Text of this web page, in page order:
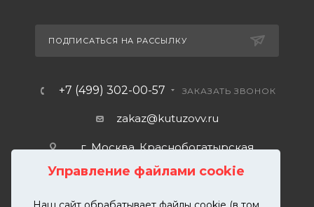
Управление файлами cookie
ПОДПИСАТЬСЯ НА РАССЫЛКУ
+7 (499) 302-00-57 ЗАКАЗАТЬ ЗВОНОК
zakaz@kutuzovv.ru
г. Москва, Краснобогатырская